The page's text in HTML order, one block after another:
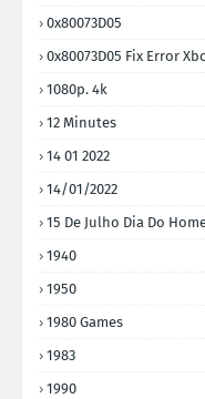
0x80073D05
0x80073D05 Fix Error
1080p. 4k
12 Minutes
14 01 2022
14/01/2022
15 De Julho Dia Do
1940
1950
1980 Games
1983
1990